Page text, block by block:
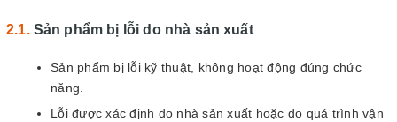
Sản phẩm bị lỗi do nhà sản xuất
Sản phẩm bị lỗi kỹ thuật, không hoạt động đúng chức
năng.
Lỗi được xác định do nhà sản xuất hoặc do quá trình vận